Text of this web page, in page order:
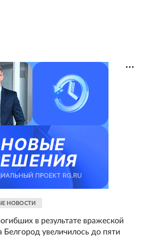
НОВОСТИ
в результате вражеской
Белгород увеличилось до пяти